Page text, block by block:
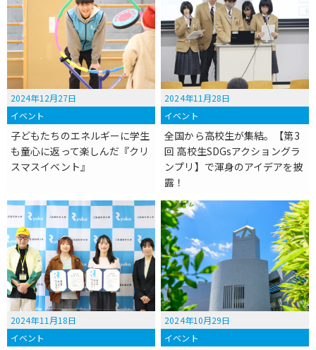
2024年12月27日
イベント
子どもたちのエネルギーに学生
も童心に返って楽しんだ『クリ
スマスイベント』
2024年11月28日
イベント
全国から高校生が集結。【第3
回 高校生SDGsアクショングラ
ンプリ】で渾身のアイデアを披
露！
2024年11月18日
イベント
2024年10月29日
イベント